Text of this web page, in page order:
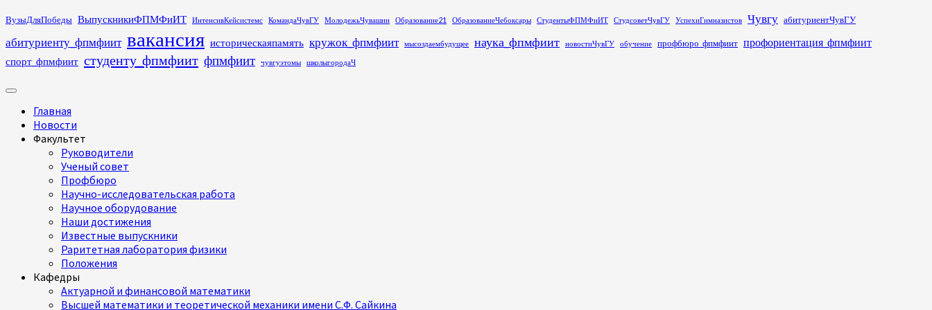
Перейти
содержимому
ВузыДляПобеды ВыпускникиФПМФиИТ ИнтенсивКейсистемс КомандаЧувГУ МолодежьЧувашии Образование21 ОбразованиеЧебоксары СтудентыФПМФиИТ СтудсоветЧувГУ УспехиГимназистов Чувгу абитуриентЧувГУ
абитуриенту_фпмфиит вакансия историческаяпамять кружок_фпмфиит мысоздаембудущее наука_фпмфиит новостиЧувГУ обучение профбюро_фпмфиит профориентация_фпмфиит
спорт_фпмфиит студенту_фпмфиит фпмфиит чувгуэтомы школыгородаЧ
Основное
Главная
Новости
Факультет
Руководители
Ученый совет
Профбюро
Научно-исследовательская работа
Научное оборудование
Наши достижения
Известные выпускники
Раритетная лаборатория физики
Положения
Кафедры
Актуарной и финансовой математики
Высшей математики и теоретической механики имени С.Ф. Сайкина